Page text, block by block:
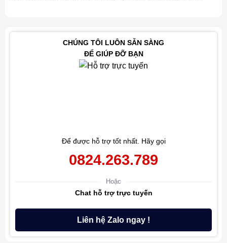
CHÚNG TÔI LUÔN SẴN SÀNG
ĐỂ GIÚP ĐỠ BẠN
Để được hỗ trợ tốt nhất. Hãy gọi
0824.263.789
Hoặc
Chat hỗ trợ trực tuyến
Liên hệ Zalo ngay !